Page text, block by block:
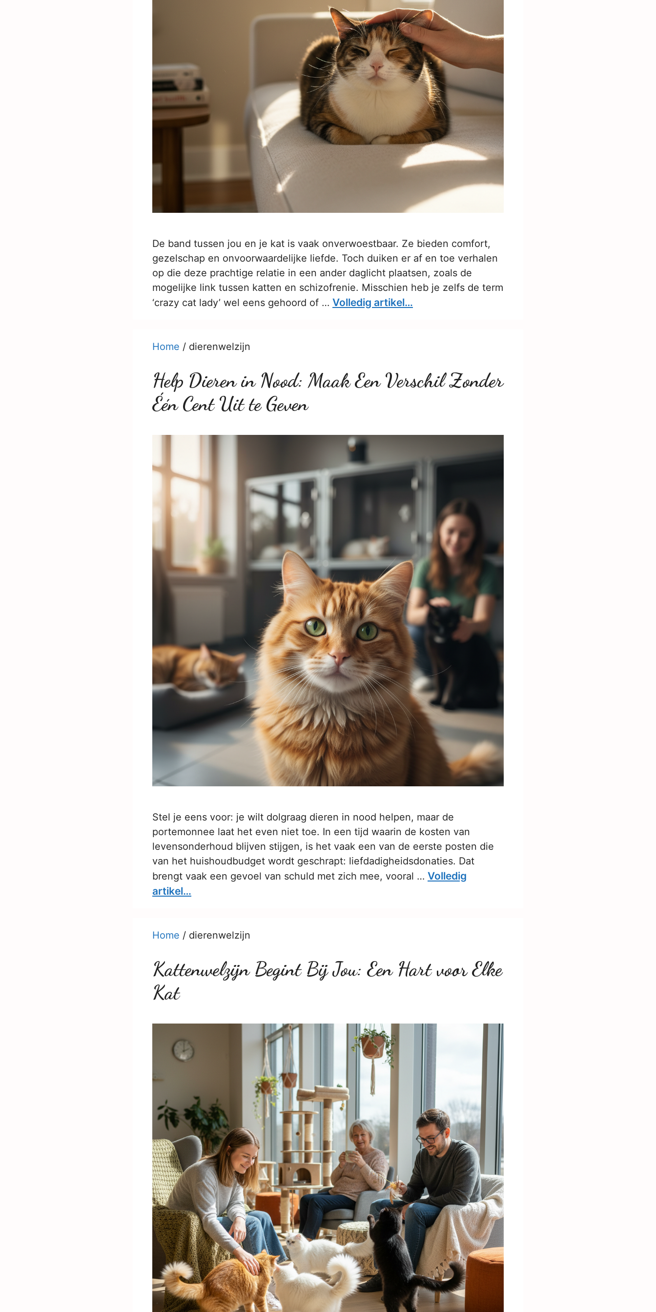
De band tussen jou en je kat is vaak onverwoestbaar. Ze bieden comfort,
gezelschap en onvoorwaardelijke liefde. Toch duiken er af en toe verhalen
op die deze prachtige relatie in een ander daglicht plaatsen, zoals de
mogelijke link tussen katten en schizofrenie. Misschien heb je zelfs de term
‘crazy cat lady’ wel eens gehoord of … Volledig artikel…
Home / dierenwelzijn
Help Dieren in Nood: Maak Een Verschil Zonder
Één Cent Uit te Geven
Stel je eens voor: je wilt dolgraag dieren in nood helpen, maar de
portemonnee laat het even niet toe. In een tijd waarin de kosten van
levensonderhoud blijven stijgen, is het vaak een van de eerste posten die
van het huishoudbudget wordt geschrapt: liefdadigheidsdonaties. Dat
brengt vaak een gevoel van schuld met zich mee, vooral … Volledig
artikel…
Home / dierenwelzijn
Kattenwelzijn Begint Bij Jou: Een Hart voor Elke
Kat